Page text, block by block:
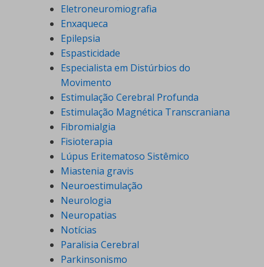
Eletroneuromiografia
Enxaqueca
Epilepsia
Espasticidade
Especialista em Distúrbios do
Movimento
Estimulação Cerebral Profunda
Estimulação Magnética Transcraniana
Fibromialgia
Fisioterapia
Lúpus Eritematoso Sistêmico
Miastenia gravis
Neuroestimulação
Neurologia
Neuropatias
Notícias
Paralisia Cerebral
Parkinsonismo